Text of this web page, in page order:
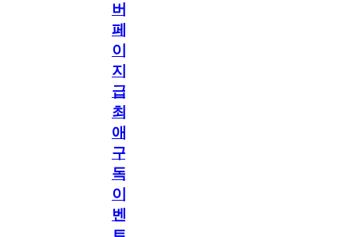
버
페
이
지
급!
최
애
구
독
이
벤